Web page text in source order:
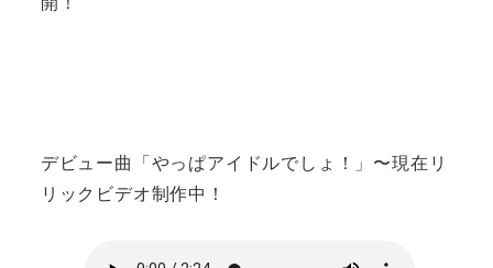
デビュー曲「やっぱアイドルでしょ！」〜現在リ
リックビデオ制作中！